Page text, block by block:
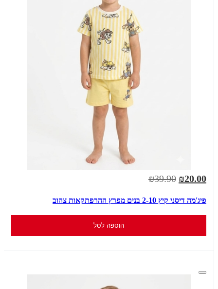
₪20.00
₪39.90
פיג'מה דיסני קיץ 2-10 בנים מפרץ ההרפתקאות צהוב
הוספה לסל